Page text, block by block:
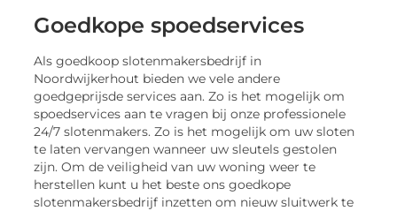
Goedkope spoedservices
Als goedkoop slotenmakersbedrijf in
Noordwijkerhout bieden we vele andere
goedgeprijsde services aan. Zo is het mogelijk om
spoedservices aan te vragen bij onze professionele
24/7 slotenmakers. Zo is het mogelijk om uw sloten
te laten vervangen wanneer uw sleutels gestolen
zijn. Om de veiligheid van uw woning weer te
herstellen kunt u het beste ons goedkope
slotenmakersbedrijf inzetten om nieuw sluitwerk te